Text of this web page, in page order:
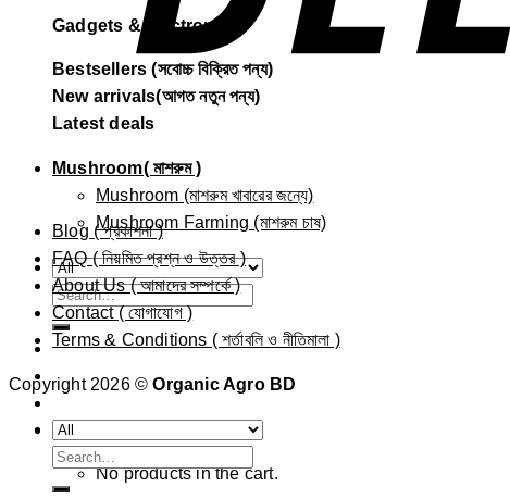
Gadgets & electronics
Bestsellers (সবোচ্চ বিক্রিত পন্য)
New arrivals(আগত নতুন পন্য)
Latest deals
Mushroom( মাশরুম )
Mushroom (মাশরুম খাবারের জন্যে)
Mushroom Farming (মাশরুম চাষ)
Search
for:
0.00
No products in the cart.
Blog ( প্রকাশনা )
FAQ ( নিয়মিত প্রশ্ন ও উত্তর )
About Us ( আমাদের সম্পর্কে )
Contact ( যোগাযোগ )
Terms & Conditions ( শর্তাবলি ও নীতিমালা )
Copyright 2026 ©Organic Agro BD
Search
for: